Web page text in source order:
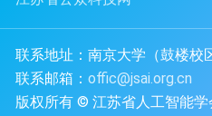
联系地址：南京大学（鼓楼校
联系邮箱：offic@jsai.org.cn
版权所有 © 江苏省人工智能